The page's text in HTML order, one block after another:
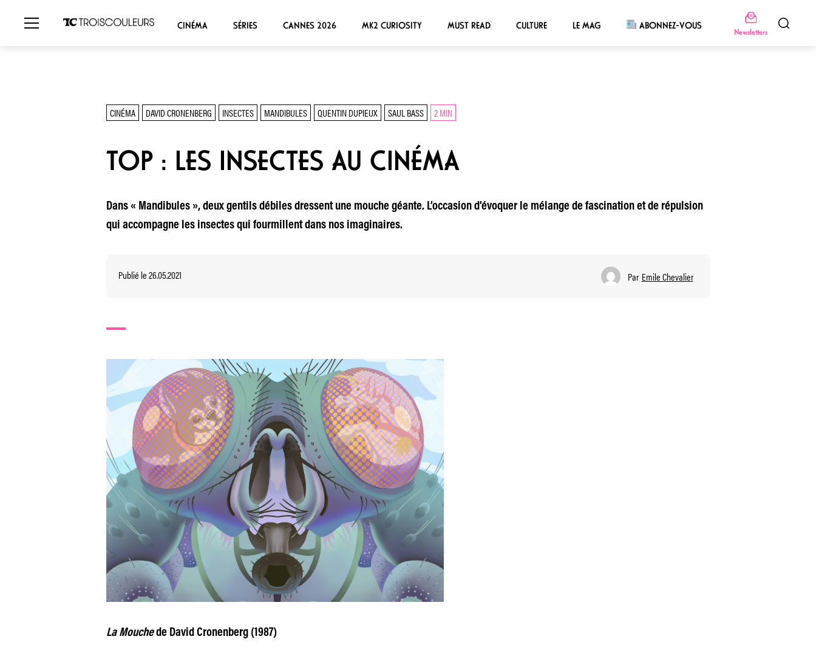
CINÉMA SÉRIES CANNES 2026 MK2 CURIOSITY MUST READ CULTURE LE MAG ABONNEZ-VOUS
Newsletters
CINÉMA DAVID CRONENBERG INSECTES MANDIBULES QUENTIN DUPIEUX SAUL BASS 2 MIN
TOP : LES INSECTES AU CINÉMA
Dans « Mandibules », deux gentils débiles dressent une mouche géante. L’occasion d’évoquer le mélange de fascination et de répulsion
qui accompagne les insectes qui fourmillent dans nos imaginaires.
Publié le 26.05.2021 Par Emile Chevalier
La Mouchede David Cronenberg (1987)